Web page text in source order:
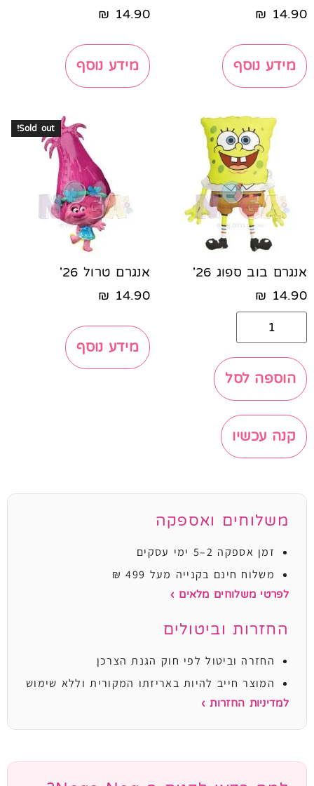
14.90
₪
מידע נוסף
14.90
₪
מידע נוסף
אנגרם בוב ספוג 26'
14.90
₪
הוספה לסל
קנה עכשיו
Sold out!
אנגרם טרול 26'
14.90
₪
מידע נוסף
משלוחים ואספקה
זמן אספקה 2–5 ימי עסקים
משלוח חינם בקנייה מעל 499 ₪
לפרטי משלוחים מלאים ›
החזרות וביטולים
החזרה וביטול לפי חוק הגנת הצרכן
המוצר חייב להיות באריזתו המקורית וללא שימוש
למדיניות החזרות ›